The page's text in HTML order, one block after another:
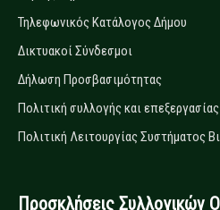
Τηλεφωνικός Κατάλογος Δήμου
Δικτυακοί Σύνδεσμοι
Δήλωση Προσβασιμότητας
Πολιτική συλλογής και
Πολιτική Λειτουργίας Συστήματος
Προσκλήσεις Συλλογικών